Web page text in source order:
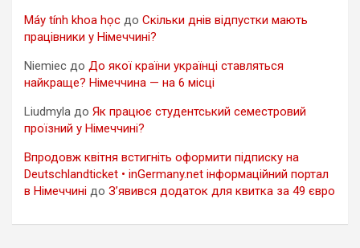
Máy tính khoa học до Скільки днів відпустки мають
працівники у Німеччині?
Niemiec до До якої країни українці ставляться
найкраще? Німеччина — на 6 місці
Liudmyla до Як працює студентський семестровий
проїзний у Німеччині?
Впродовж квітня встигніть оформити підписку на
Deutschlandticket • inGermany.net інформаційний портал
в Німеччині до З’явився додаток для квитка за 49 євро